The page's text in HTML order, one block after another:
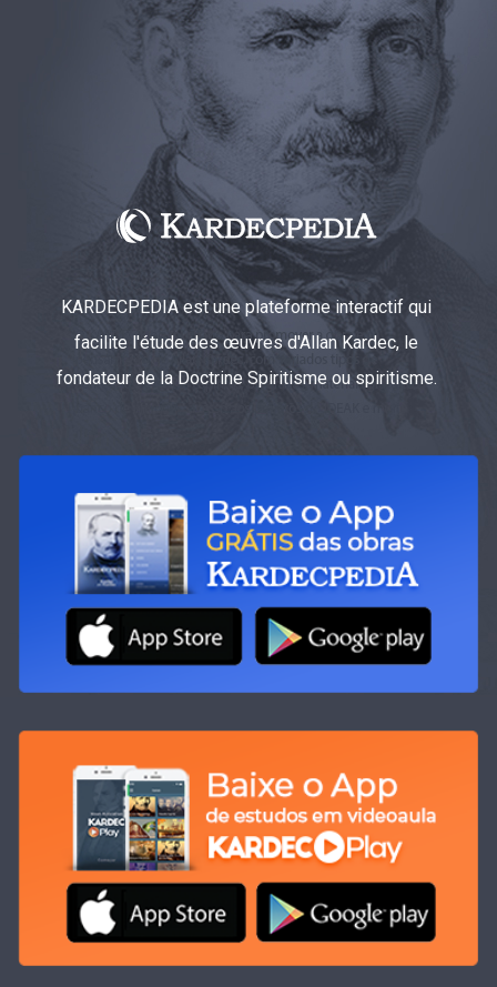
KARDECPEDIA est une plateforme interactif qui
facilite l'étude des œuvres d'Allan Kardec, le
fondateur de la Doctrine Spiritisme ou spiritisme.